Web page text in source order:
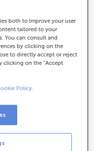
tarxeta
de
directamente,
ABANCA, o
both to improve your user
tailored to your
You can consult and
by clicking on the
to directly accept or reject
clicking on the "Accept
Policy.